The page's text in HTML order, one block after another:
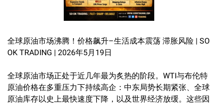
全球原油市场沸腾！价格飙升–生活成本震荡 滞胀风险 | SO
OK TRADING | 2026年5月19日
全球原油市场正处于近几年最为炙热的阶段。WTI与布伦特
原油价格在多重压力下持续高企：中东局势长期紧张、全球
原油库存以史上最快速度下降，以及世界经济放缓。这些因